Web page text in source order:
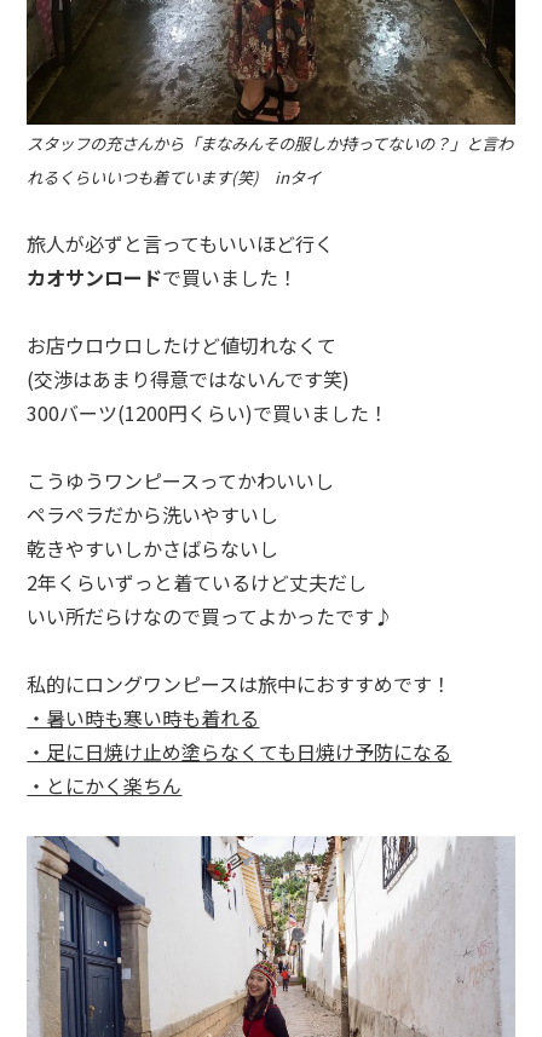
スタッフの充さんから「まなみんその服しか持ってないの？」と言わ
れるくらいいつも着ています(笑) inタイ
旅人が必ずと言ってもいいほど行く
カオサンロードで買いました！
お店ウロウロしたけど値切れなくて
(交渉はあまり得意ではないんです笑)
300バーツ(1200円くらい)で買いました！
こうゆうワンピースってかわいいし
ペラペラだから洗いやすいし
乾きやすいしかさばらないし
2年くらいずっと着ているけど丈夫だし
いい所だらけなので買ってよかったです♪
私的にロングワンピースは旅中におすすめです！
・暑い時も寒い時も着れる
・足に日焼け止め塗らなくても日焼け予防になる
・とにかく楽ちん